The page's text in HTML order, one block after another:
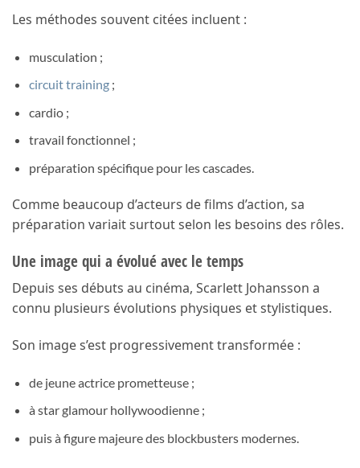
Les méthodes souvent citées incluent :
musculation ;
circuit training;
cardio ;
travail fonctionnel ;
préparation spécifique pour les cascades.
Comme beaucoup d’acteurs de films d’action, sa
préparation variait surtout selon les besoins des rôles.
Une image qui a évolué avec le temps
Depuis ses débuts au cinéma, Scarlett Johansson a
connu plusieurs évolutions physiques et stylistiques.
Son image s’est progressivement transformée :
de jeune actrice prometteuse ;
à star glamour hollywoodienne ;
puis à figure majeure des blockbusters modernes.